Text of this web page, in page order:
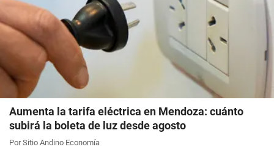
Aumenta la tarifa eléctrica en Mendoza: cuánto
subirá la boleta de luz desde agosto
Por Sitio Andino Economía